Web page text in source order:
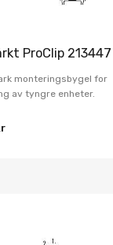
ProClip 213447
monteringsbygel for
av tyngre enheter.